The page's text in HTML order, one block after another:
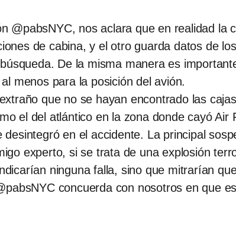
@pabsNYC, nos aclara que en realidad la
de cabina, y el otro guarda datos de
De la misma manera es
menos para la posición del avión.
que no se hayan encontrado las
el del atlántico en la zona donde cayó
en el accidente. La principal
experto, si se trata de una explosión
ninguna falla, sino que mitrarían
concuerda con nosotros en que